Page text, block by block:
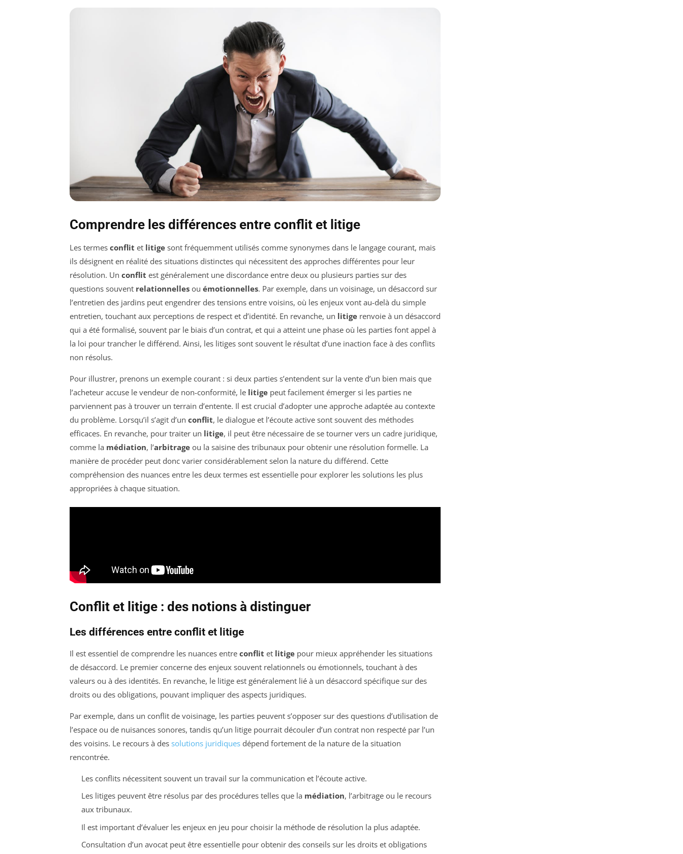
Comprendre les différences entre conflit et litige
Les termes conflit et litige sont fréquemment utilisés comme synonymes dans le langage courant, mais
ils désignent en réalité des situations distinctes qui nécessitent des approches différentes pour leur
résolution. Un conflit est généralement une discordance entre deux ou plusieurs parties sur des
questions souvent relationnelles ou émotionnelles. Par exemple, dans un voisinage, un désaccord sur
l’entretien des jardins peut engendrer des tensions entre voisins, où les enjeux vont au-delà du simple
entretien, touchant aux perceptions de respect et d’identité. En revanche, un litige renvoie à un désaccord
qui a été formalisé, souvent par le biais d’un contrat, et qui a atteint une phase où les parties font appel à
la loi pour trancher le différend. Ainsi, les litiges sont souvent le résultat d’une inaction face à des conflits
non résolus.
Pour illustrer, prenons un exemple courant : si deux parties s’entendent sur la vente d’un bien mais que
l’acheteur accuse le vendeur de non-conformité, le litige peut facilement émerger si les parties ne
parviennent pas à trouver un terrain d’entente. Il est crucial d’adopter une approche adaptée au contexte
du problème. Lorsqu’il s’agit d’un conflit, le dialogue et l’écoute active sont souvent des méthodes
efficaces. En revanche, pour traiter un litige, il peut être nécessaire de se tourner vers un cadre juridique,
comme la médiation, l’arbitrage ou la saisine des tribunaux pour obtenir une résolution formelle. La
manière de procéder peut donc varier considérablement selon la nature du différend. Cette
compréhension des nuances entre les deux termes est essentielle pour explorer les solutions les plus
appropriées à chaque situation.
Conflit et litige : des notions à distinguer
Les différences entre conflit et litige
Il est essentiel de comprendre les nuances entre conflit et litige pour mieux appréhender les situations
de désaccord. Le premier concerne des enjeux souvent relationnels ou émotionnels, touchant à des
valeurs ou à des identités. En revanche, le litige est généralement lié à un désaccord spécifique sur des
droits ou des obligations, pouvant impliquer des aspects juridiques.
Par exemple, dans un conflit de voisinage, les parties peuvent s’opposer sur des questions d’utilisation de
l’espace ou de nuisances sonores, tandis qu’un litige pourrait découler d’un contrat non respecté par l’un
des voisins. Le recours à des solutions juridiques dépend fortement de la nature de la situation
rencontrée.
Les conflits nécessitent souvent un travail sur la communication et l’écoute active.
Les litiges peuvent être résolus par des procédures telles que la médiation, l’arbitrage ou le recours
aux tribunaux.
Il est important d’évaluer les enjeux en jeu pour choisir la méthode de résolution la plus adaptée.
Consultation d’un avocat peut être essentielle pour obtenir des conseils sur les droits et obligations